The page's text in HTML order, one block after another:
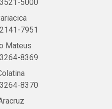
5000
7951
Mateus
8369
8370